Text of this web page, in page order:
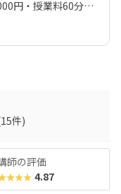
円・授業料60分あ
しても他スクール
力です。 さらに
や独自の認定制度な
グだけでなく、人
将来の進学や社会
件)
師の評価
4.87